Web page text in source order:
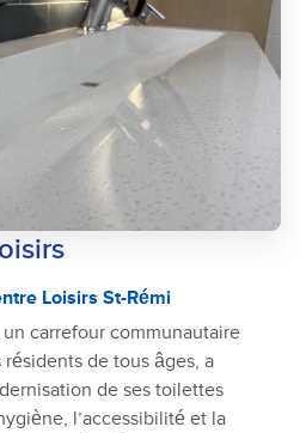
Loisirs St-Rémi
carrefour communautaire
de tous âges, a
de ses toilettes
l’accessibilité et la